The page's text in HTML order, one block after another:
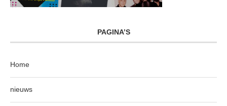
PAGINA’S
Home
nieuws